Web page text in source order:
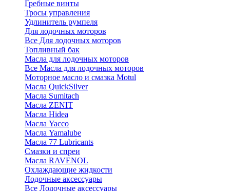
Гребные винты
Тросы управления
Удлинитель румпеля
Для лодочных моторов
Все Для лодочных моторов
Топливный бак
Масла для лодочных моторов
Все Масла для лодочных моторов
Моторное масло и смазка Motul
Масла QuickSilver
Масла Sumitach
Масла ZENIT
Масла Hidea
Масла Yacco
Масла Yamalube
Масла 77 Lubricants
Смазки и спреи
Масла RAVENOL
Охлаждающие жидкости
Лодочные аксессуары
Все Лодочные аксессуары